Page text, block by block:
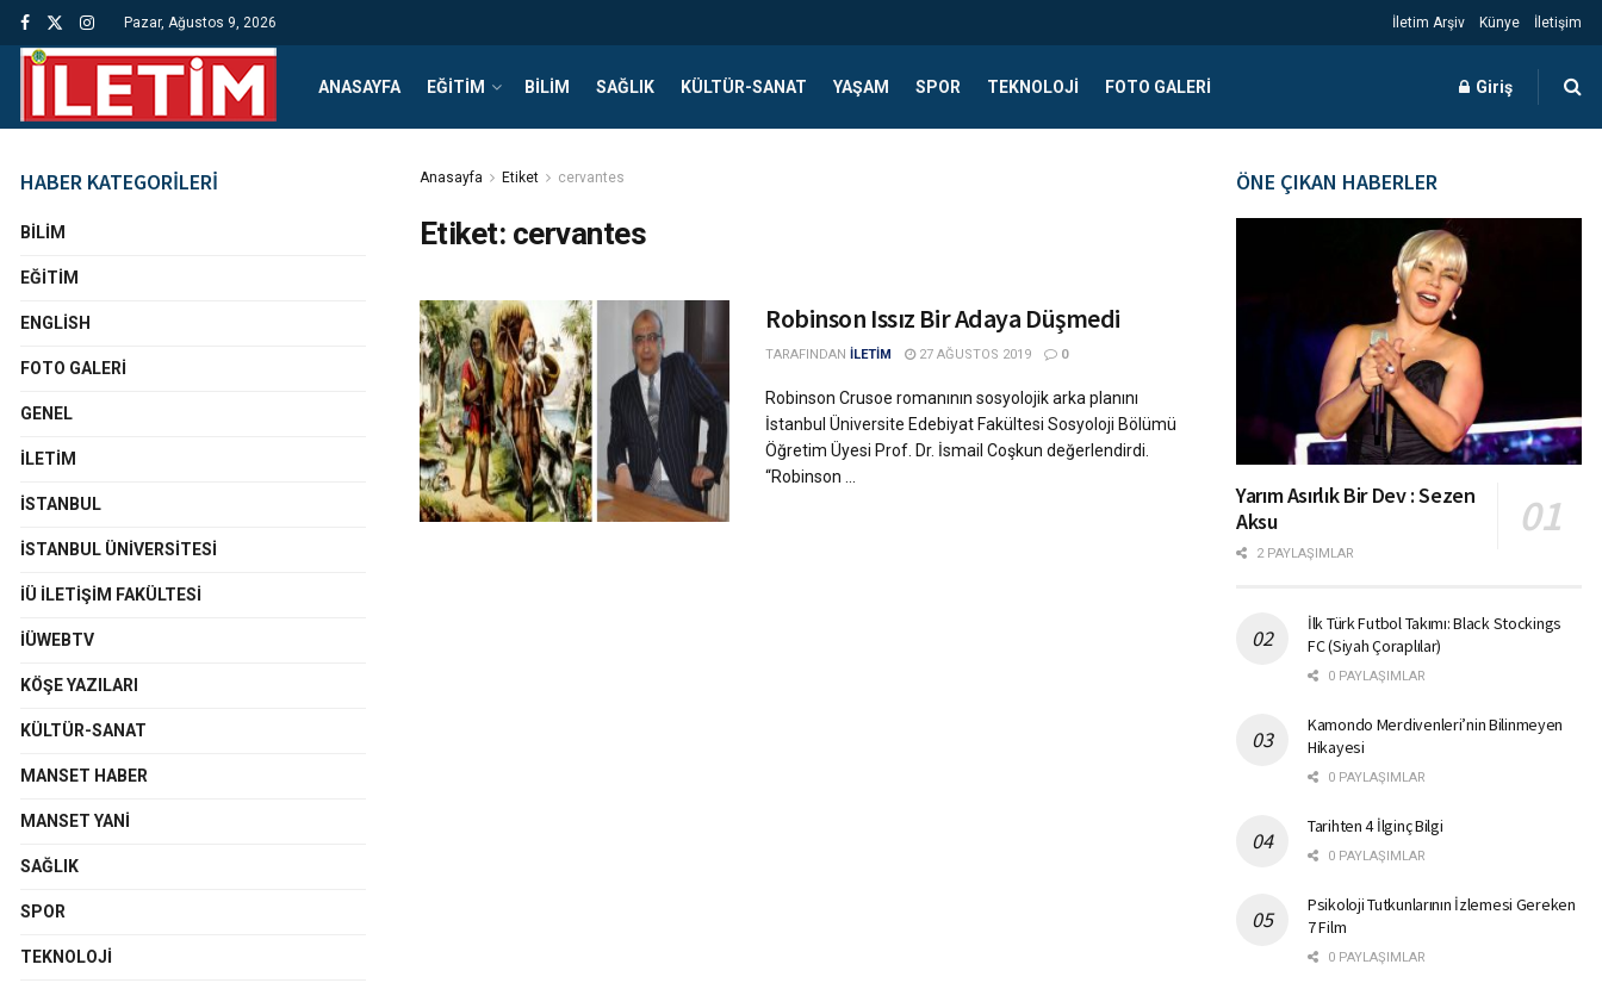
Pazar, Ağustos 9, 2026 İletim Arşiv Künye İletişim
ANASAYFA EĞITIM BILIM SAĞLIK KÜLTÜR-SANAT YAŞAM SPOR TEKNOLOJI FOTO GALERI Giriş
Anasayfa Etiket cervantes
Etiket: cervantes
Robinson Issız Bir Adaya Düşmedi
TARAFINDAN İLETİM 27 AĞUSTOS 2019 0
Robinson Crusoe romanının sosyolojik arka planını
İstanbul Üniversite Edebiyat Fakültesi Sosyoloji Bölümü
Öğretim Üyesi Prof. Dr. İsmail Coşkun değerlendirdi.
“Robinson ...
HABER KATEGORİLERİ
BILIM
EĞITIM
ENGLISH
FOTO GALERI
GENEL
İLETIM
İSTANBUL
İSTANBUL ÜNIVERSITESI
İÜ İLETIŞIM FAKÜLTESI
İÜWEBTV
KÖŞE YAZILARI
KÜLTÜR-SANAT
MANSET HABER
MANSET YANI
SAĞLIK
SPOR
TEKNOLOJI
ÖNE ÇIKAN HABERLER
Yarım Asırlık Bir Dev : Sezen
Aksu
2 PAYLAŞIMLAR
İlk Türk Futbol Takımı: Black Stockings
FC (Siyah Çoraplılar)
0 PAYLAŞIMLAR
Kamondo Merdivenleri’nin Bilinmeyen
Hikayesi
0 PAYLAŞIMLAR
Tarihten 4 İlginç Bilgi
0 PAYLAŞIMLAR
Psikoloji Tutkunlarının İzlemesi Gereken
7 Film
0 PAYLAŞIMLAR